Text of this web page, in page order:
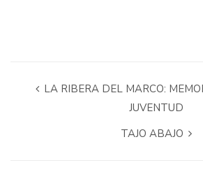
LA RIBERA DEL MARCO:
JUVENTUD
TAJO ABAJO